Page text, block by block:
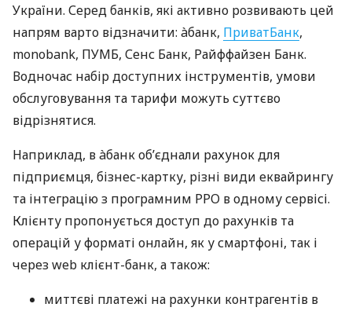
України. Серед банків, які активно розвивають цей
напрям варто відзначити: àбанк, ПриватБанк,
monobank, ПУМБ, Сенс Банк, Райффайзен Банк.
Водночас набір доступних інструментів, умови
обслуговування та тарифи можуть суттєво
відрізнятися.
Наприклад, в àбанк об’єднали рахунок для
підприємця, бізнес-картку, різні види еквайрингу
та інтеграцію з програмним РРО в одному сервісі.
Клієнту пропонується доступ до рахунків та
операцій у форматі онлайн, як у смартфоні, так і
через web клієнт-банк, а також:
миттєві платежі на рахунки контрагентів в